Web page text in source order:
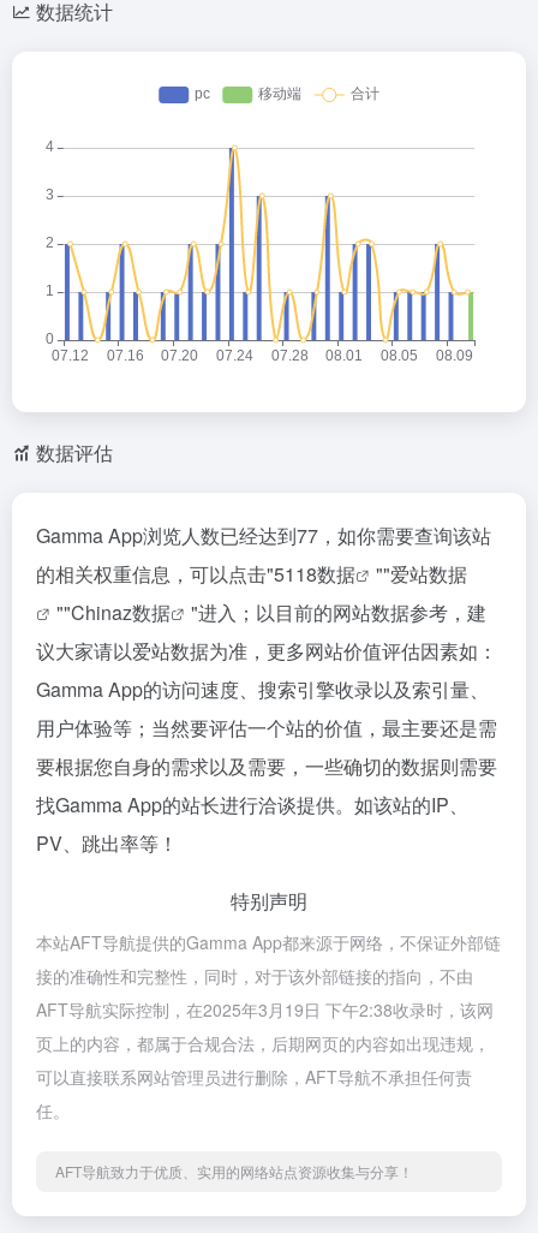
数据统计
数据评估
Gamma App浏览人数已经达到77，如你需要查询该站
的相关权重信息，可以点击"5118数据 ""爱站数据
""Chinaz数据
"进入；以目前的网站数据参考，建
议大家请以爱站数据为准，更多网站价值评估因素如：
Gamma App的访问速度、搜索引擎收录以及索引量、
用户体验等；当然要评估一个站的价值，最主要还是需
要根据您自身的需求以及需要，一些确切的数据则需要
找Gamma App的站长进行洽谈提供。如该站的IP、
PV、跳出率等！
特别声明
本站AFT导航提供的Gamma App都来源于网络，不保证外部链
接的准确性和完整性，同时，对于该外部链接的指向，不由
AFT导航实际控制，在2025年3月19日 下午2:38收录时，该网
页上的内容，都属于合规合法，后期网页的内容如出现违规，
可以直接联系网站管理员进行删除，AFT导航不承担任何责
任。
AFT导航致力于优质、实用的网络站点资源收集与分享！